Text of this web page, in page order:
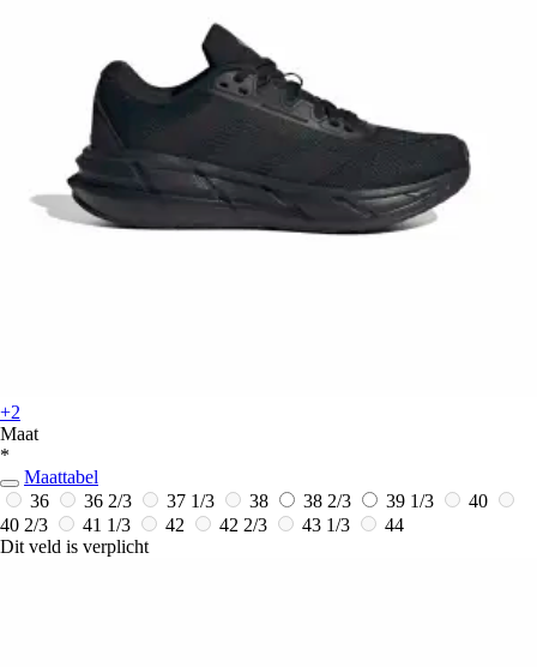
+2
Maat
*
Maattabel
36
36 2/3 37 1/3 38 38 2/3 39 1/3
40
40 2/3
41 1/3 42 42 2/3 43 1/3
44
Dit veld is verplicht